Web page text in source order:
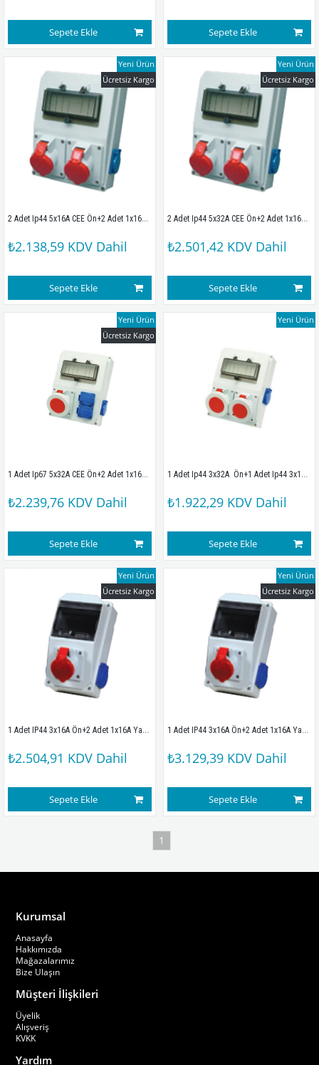
Sepete Ekle Sepete Ekle
2 Adet Ip44 5x16A CEE Ön+2 Adet 1x16A Yan Sigortalı Kombinasyon Kutusu (210x280x100mm) IP67
₺2.138,59 KDV Dahil
Sepete Ekle
Ücretsiz Kargo
Yeni Ürün
2 Adet Ip44 5x32A CEE Ön+2 Adet 1x16A Yan Sigortalı Kombinasyon Kutusu (210x280x100mm) IP67
₺2.501,42 KDV Dahil
Sepete Ekle
Ücretsiz Kargo
Yeni Ürün
1 Adet Ip67 5x32A CEE Ön+2 Adet 1x16A Ön+2 Adet 1x16A Yan Sigortalı Kombinasyon Kutusu (210x280x100mm) IP67
₺2.239,76 KDV Dahil
Sepete Ekle
Ücretsiz Kargo
Yeni Ürün
1 Adet Ip44 3x32A  Ön+1 Adet Ip44 3x16A Ön+2 Adet 1x16A Yan Sigortalı Kombinasyon Kutusu (210x280x100mm) IP67
₺1.922,29 KDV Dahil
Sepete Ekle
Yeni Ürün
1 Adet IP44 3x16A Ön+2 Adet 1x16A Yan Sigortalı  Kombinasyon Kutusu(135x250x120mm) IP44
₺2.504,91 KDV Dahil
Sepete Ekle
Ücretsiz Kargo
Yeni Ürün
1 Adet IP44 3x16A Ön+2 Adet 1x16A Yan Sigortalı  Kombinasyon Kutusu(135x250x120mm) IP67
₺3.129,39 KDV Dahil
Sepete Ekle
Ücretsiz Kargo
Yeni Ürün
1
Kurumsal
Anasayfa
Hakkımızda
Mağazalarımız
Bize Ulaşın
Müşteri İlişkileri
Üyelik
Alışveriş
KVKK
Yardım